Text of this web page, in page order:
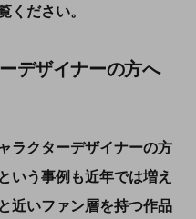
ください。
デザイナーの方へ
ラクターデザイナーの方
いう事例も近年では増え
近いファン層を持つ作品